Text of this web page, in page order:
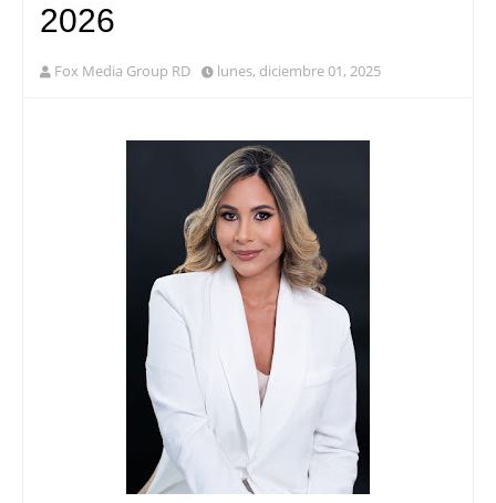
2026
Fox Media Group RD lunes, diciembre 01, 2025